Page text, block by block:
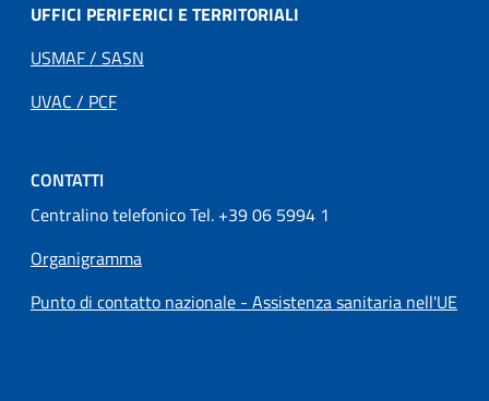
UFFICI PERIFERICI E TERRITORIALI
USMAF / SASN
UVAC / PCF
CONTATTI
Centralino telefonico Tel. +39 06 5994 1
Organigramma
Punto di contatto nazionale - Assistenza sanitaria nell'UE